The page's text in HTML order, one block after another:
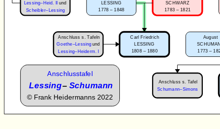
Carl Friedrich
LESSING
1808 – 1880
LESSING
1778 – 1848
SCHWARZ
1783 – 1821
Anschluss s. Tafeln
Goethe–Lessingund
Lessing–Heiderm. I
August
1773 –
Anschlusstafel
Lessing– Schumann
© Frank Heidermanns 2022
Lessing–Heid. II und
Scheibler–Lessing
Anschluss s. Tafel
Schumann–Simons